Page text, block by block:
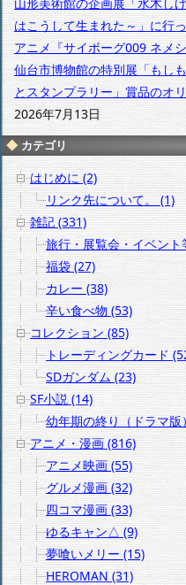
はこうして生まれた～」に行
アニメ『サイボーグ009 ネメ
仙台市博物館の特別展「もし
とスタンプラリー」賞品のオ
2026年7月13日
カテゴリ
はじめに (2)
リンク先について。 (1)
雑記 (331)
旅行・展覧会・イベント
福袋 (27)
カレー (38)
辛い食べ物 (53)
コレクション (85)
トレーディングカード
SDガンダム (23)
SF小説 (14)
幼年期の終り（ドラマ版
アニメ・漫画 (816)
アニメ映画 (55)
グルメ漫画 (32)
四コマ漫画 (33)
ゆるキャン△ (9)
夢喰いメリー (15)
HEROMAN (31)